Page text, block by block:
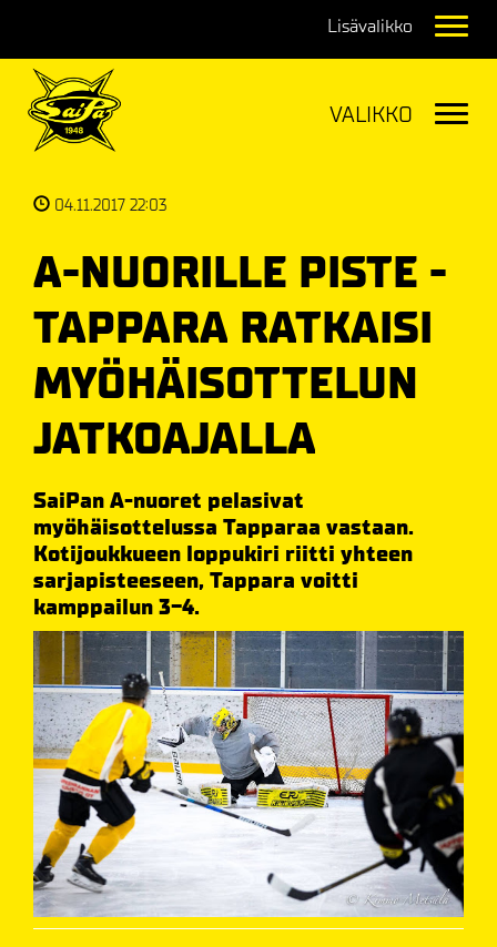
04.11.2017 22:03
A-NUORILLE PISTE -
TAPPARA RATKAISI
MYÖHÄISOTTELUN
JATKOAJALLA
SaiPan A-nuoret pelasivat
myöhäisottelussa Tapparaa vastaan.
Kotijoukkueen loppukiri riitti yhteen
sarjapisteeseen, Tappara voitti
kamppailun 3-4.